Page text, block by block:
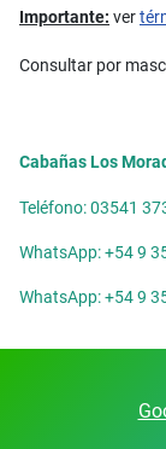
Importante: ver
Consultar por
Cabañas Los
Teléfono: 03541
WhatsApp: +54 9
WhatsApp: +54 9